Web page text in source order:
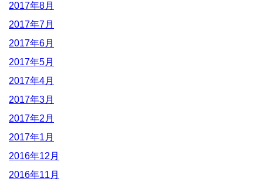
2017年8月
2017年7月
2017年6月
2017年5月
2017年4月
2017年3月
2017年2月
2017年1月
2016年12月
2016年11月